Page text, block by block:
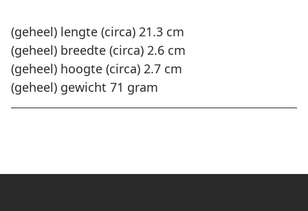
(geheel) lengte (circa) 21.3 cm
(geheel) breedte (circa) 2.6 cm
(geheel) hoogte (circa) 2.7 cm
(geheel) gewicht 71 gram